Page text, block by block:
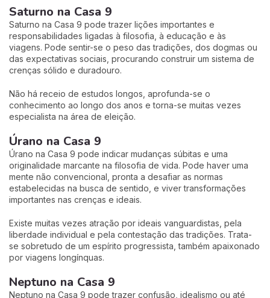
Saturno na Casa 9
Saturno na Casa 9 pode trazer lições importantes e
responsabilidades ligadas à filosofia, à educação e às
viagens. Pode sentir-se o peso das tradições, dos dogmas ou
das expectativas sociais, procurando construir um sistema de
crenças sólido e duradouro.
Não há receio de estudos longos, aprofunda-se o
conhecimento ao longo dos anos e torna-se muitas vezes
especialista na área de eleição.
Úrano na Casa 9
Úrano na Casa 9 pode indicar mudanças súbitas e uma
originalidade marcante na filosofia de vida. Pode haver uma
mente não convencional, pronta a desafiar as normas
estabelecidas na busca de sentido, e viver transformações
importantes nas crenças e ideais.
Existe muitas vezes atração por ideais vanguardistas, pela
liberdade individual e pela contestação das tradições. Trata-
se sobretudo de um espírito progressista, também apaixonado
por viagens longínquas.
Neptuno na Casa 9
Neptuno na Casa 9 pode trazer confusão, idealismo ou até